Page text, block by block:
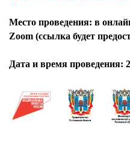
Место проведения: в
Zoom (ссылка будет
Дата и время проведения: